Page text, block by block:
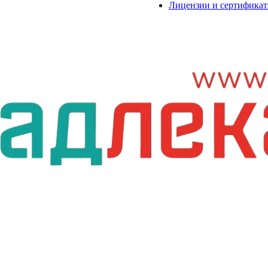
Лицензии и